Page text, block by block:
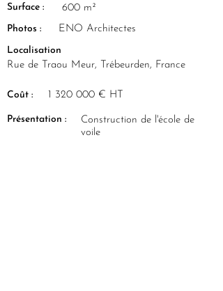
Surface :
600 m²
Photos :
ENO Architectes
Localisation
Rue de Traou Meur, Trébeurden, France
Coût : 1 320 000 € HT
Présentation :
Construction de l'école de
voile